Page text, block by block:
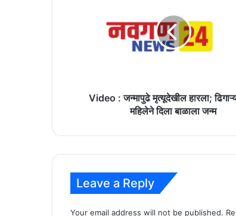
Video : जन्मापुढे मृत्यूदेखील हारला;
महिलेने दिला बाळाला जन्म
Leave a Reply
Your email address will not be published.